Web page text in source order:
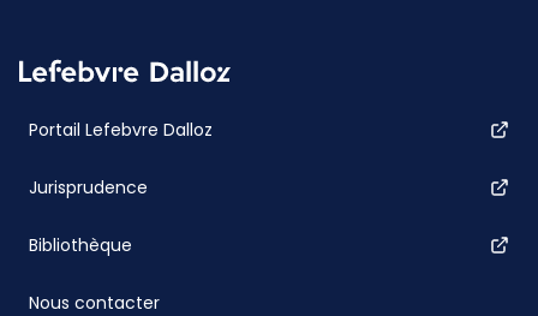
Portail Lefebvre Dalloz
Jurisprudence
Bibliothèque
Nous contacter